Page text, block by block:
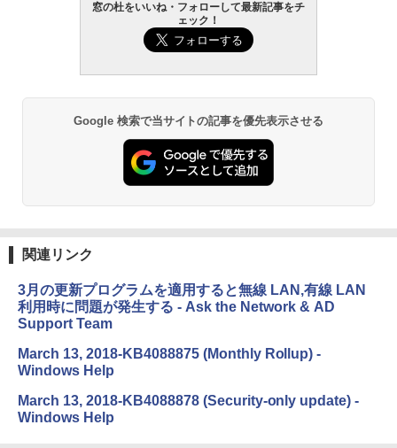
窓の杜をいいね・フォローして最新記事をチ
ェック！
Google 検索で当サイトの記事を優先表示させる
関連リンク
3月の更新プログラムを適用すると無線 LAN,有線 LAN
利用時に問題が発生する - Ask the Network & AD
Support Team
March 13, 2018-KB4088875 (Monthly Rollup) -
Windows Help
March 13, 2018-KB4088878 (Security-only update) -
Windows Help